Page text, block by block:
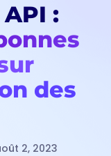
:
des
2, 2023